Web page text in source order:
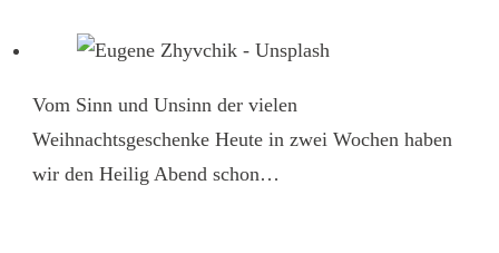
Vom Sinn und Unsinn der vielen
Weihnachtsgeschenke Heute in zwei Wochen haben
wir den Heilig Abend schon…